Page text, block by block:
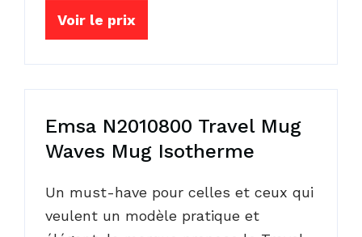
Voir le prix
Emsa N2010800 Travel Mug
Waves Mug Isotherme
Un must-have pour celles et ceux qui
veulent un modèle pratique et